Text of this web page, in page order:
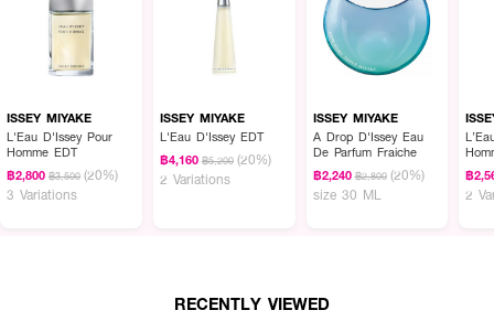
ISSEY MIYAKE
L'Eau D'Issey Pour
Homme EDT
฿2,800 ฿3,500 (20%)
3 Variations
ISSEY MIYAKE
L'Eau D'Issey EDT
฿4,160 ฿5,200 (20%)
2 Variations
ISSEY MIYAKE
A Drop D'Issey Eau
De Parfum Fraiche
฿2,240 ฿2,800 (20%)
size 30 ML
EDT
฿
2
RECENTLY VIEWED